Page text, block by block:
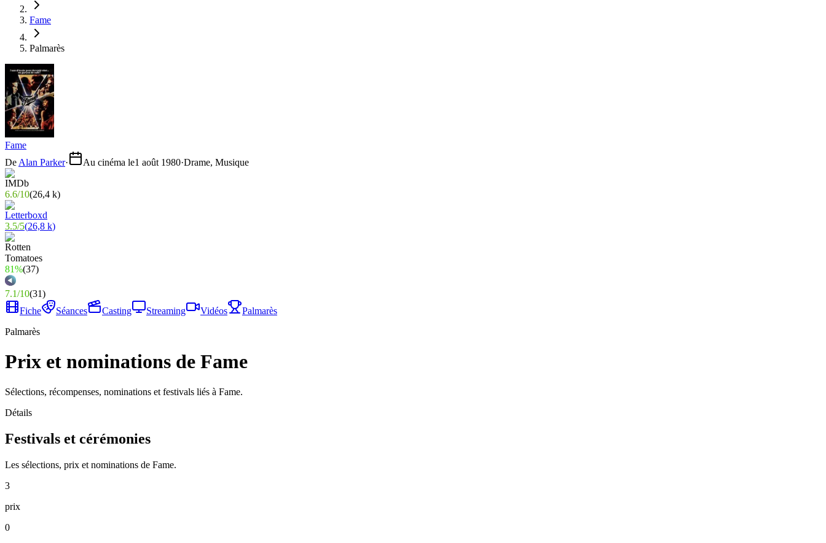
Fame
Palmarès
Fame
De Alan Parker· Au cinéma le1 août 1980·Drame, Musique
6.6/10(26,4 k)
3.5/5(26,8 k)
81%(37)
7.1/10(31)
Fiche
Séances Casting Streaming Vidéos
Palmarès
Palmarès
Prix et nominations de Fame
Sélections, récompenses, nominations et festivals liés à Fame.
Détails
Festivals et cérémonies
Les sélections, prix et nominations de Fame.
3
prix
0